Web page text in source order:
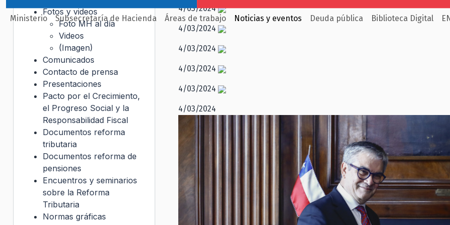
Ministerio Subsecretaría de Hacienda Áreas de trabajo Noticias y eventos Deuda pública Biblioteca Digital
4/03/2024
4/03/2024
4/03/2024
4/03/2024
4/03/2024
4/03/2024
Fotos y videos
Foto MH al día
Videos
(Imagen)
Comunicados
Contacto de prensa
Presentaciones
Pacto por el Crecimiento,
el Progreso Social y la
Responsabilidad Fiscal
Documentos reforma
tributaria
Documentos reforma de
pensiones
Encuentros y seminarios
sobre la Reforma
Tributaria
Normas gráficas